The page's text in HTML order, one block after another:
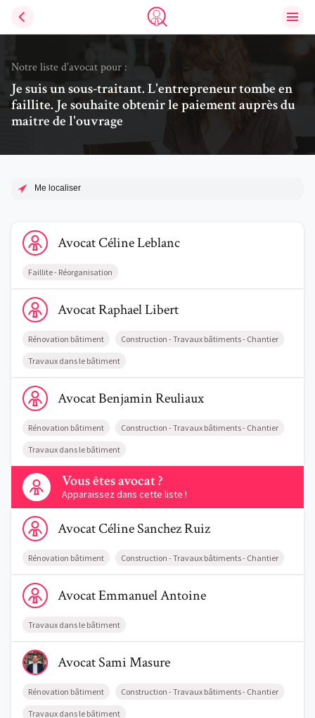
Trouve un avocat
Notre liste d’avocat pour :
Je suis un sous-traitant. L'entrepreneur tombe en
faillite. Je souhaite obtenir le paiement auprès du
maitre de l'ouvrage
Me localiser
Voir le profil de AvocatCéline Leblanc
AvocatCélineLeblanc
Faillite - Réorganisation
Voir le profil de AvocatRaphael Libert
AvocatRaphaelLibert
Rénovation bâtiment Construction - Travaux bâtiments - Chantier
Travaux dans le bâtiment
Voir le profil de AvocatBenjamin Reuliaux
AvocatBenjaminReuliaux
Rénovation bâtiment Construction - Travaux bâtiments - Chantier
Travaux dans le bâtiment
Vous êtes avocat ?
Apparaissez dans cette liste !
Contactez-nous
Voir le profil de AvocatCéline Sanchez Ruiz
AvocatCélineSanchez Ruiz
Rénovation bâtiment Construction - Travaux bâtiments - Chantier
Voir le profil de AvocatEmmanuel Antoine
AvocatEmmanuelAntoine
Travaux dans le bâtiment
Voir le profil de AvocatSami Masure
AvocatSamiMasure
Rénovation bâtiment Construction - Travaux bâtiments - Chantier
Travaux dans le bâtiment